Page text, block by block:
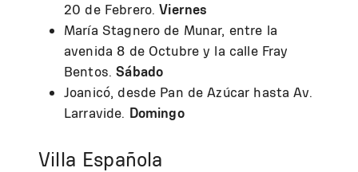
20 de Febrero.Viernes
María Stagnero de Munar, entre la
avenida 8 de Octubre y la calle Fray
Bentos.Sábado
Joanicó, desde Pan de Azúcar hasta Av.
Larravide. Domingo
Villa Española